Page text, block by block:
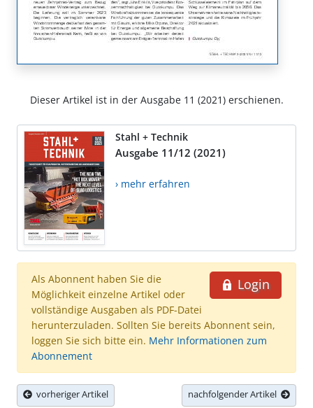
Dieser Artikel ist in der Ausgabe 11 (2021) erschienen.
Stahl + Technik
Ausgabe 11/12 (2021)
› mehr erfahren
Login
Als Abonnent haben Sie die
Möglichkeit einzelne Artikel oder
vollständige Ausgaben als PDF-Datei
herunterzuladen. Sollten Sie bereits Abonnent sein,
loggen Sie sich bitte ein. Mehr Informationen zum
Abonnement
vorheriger Artikel nachfolgender Artikel